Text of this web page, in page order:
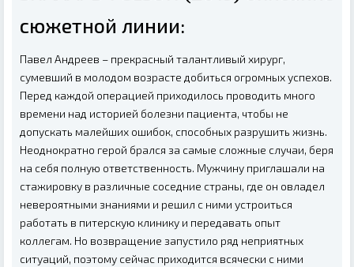
сюжетной линии:
Павел Андреев – прекрасный талантливый хирург,
сумевший в молодом возрасте добиться огромных успехов.
Перед каждой операцией приходилось проводить много
времени над историей болезни пациента, чтобы не
допускать малейших ошибок, способных разрушить жизнь.
Неоднократно герой брался за самые сложные случаи, беря
на себя полную ответственность. Мужчину приглашали на
стажировку в различные соседние страны, где он овладел
невероятными знаниями и решил с ними устроиться
работать в питерскую клинику и передавать опыт
коллегам. Но возвращение запустило ряд неприятных
ситуаций, поэтому сейчас приходится всячески с ними